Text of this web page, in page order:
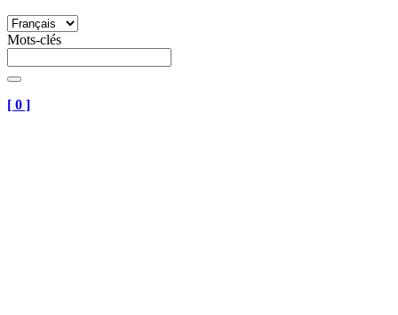
Mots-clés
[ 0 ]